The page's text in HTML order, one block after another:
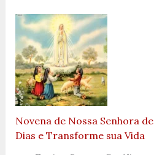
Novena de Nossa Senhora
Dias e Transforme sua Vida